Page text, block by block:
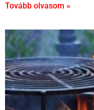
Tovább olvasom »